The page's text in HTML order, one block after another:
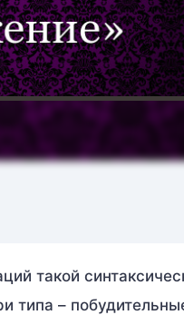
такой
типа –